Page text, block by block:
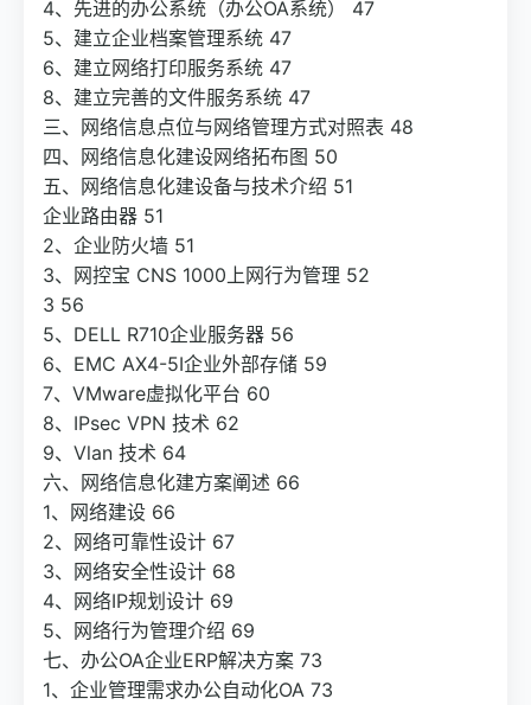
4、先进的办公系统（办公OA系统） 47
5、建立企业档案管理系统 47
6、建立网络打印服务系统 47
8、建立完善的文件服务系统 47
三、网络信息点位与网络管理方式对照表 48
四、网络信息化建设网络拓布图 50
五、网络信息化建设备与技术介绍 51
企业路由器 51
2、企业防火墙 51
3、网控宝 CNS 1000上网行为管理 52
3 56
5、DELL R710企业服务器 56
6、EMC AX4-5I企业外部存储 59
7、VMware虚拟化平台 60
8、IPsec VPN 技术 62
9、Vlan 技术 64
六、网络信息化建方案阐述 66
1、网络建设 66
2、网络可靠性设计 67
3、网络安全性设计 68
4、网络IP规划设计 69
5、网络行为管理介绍 69
七、办公OA企业ERP解决方案 73
1、企业管理需求办公自动化OA 73